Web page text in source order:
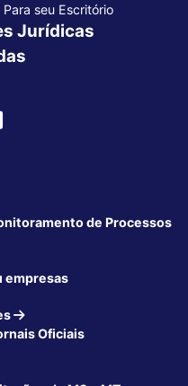
Para seu Escritório
Jurídicas
de Processos
empresas
Oficiais